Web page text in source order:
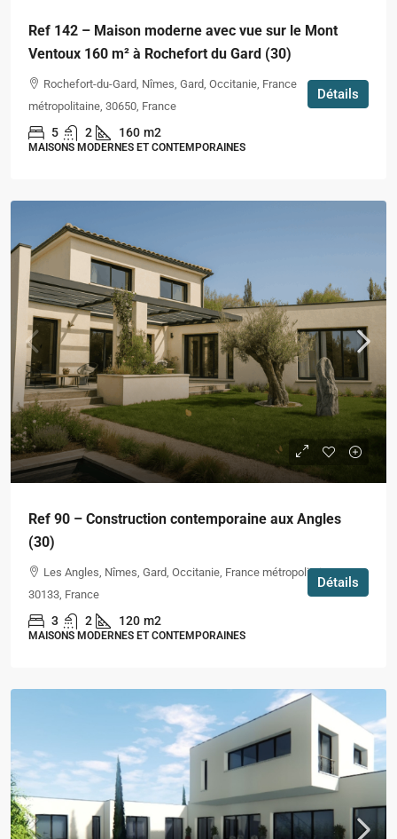
Ref 142 – Maison moderne avec vue sur le Mont
Ventoux 160 m² à Rochefort du Gard (30)
Rochefort-du-Gard, Nîmes, Gard, Occitanie, France
métropolitaine, 30650, France
5 2 160 m2
MAISONS MODERNES ET CONTEMPORAINES
Détails
Ref 90 – Construction contemporaine aux Angles
(30)
Les Angles, Nîmes, Gard, Occitanie, France métropolitaine,
30133, France
3 2 120 m2
MAISONS MODERNES ET CONTEMPORAINES
Détails